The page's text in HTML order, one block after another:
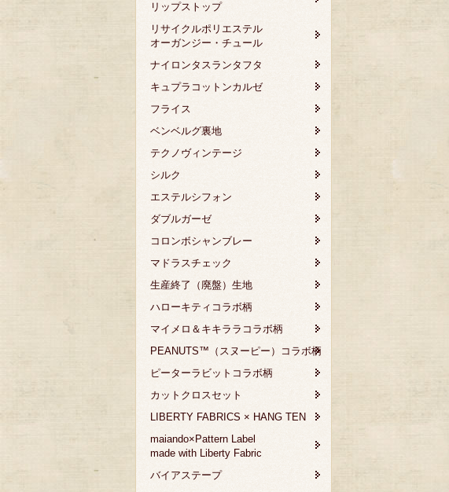
リップストップ
リサイクルポリエステル
オーガンジー・チュール
ナイロンタスランタフタ
キュプラコットンカルゼ
フライス
ベンベルグ裏地
テクノヴィンテージ
シルク
エステルシフォン
ダブルガーゼ
コロンボシャンブレー
マドラスチェック
生産終了（廃盤）生地
ハローキティコラボ柄
マイメロ＆キキララコラボ柄
PEANUTS™（スヌーピー）コラボ柄
ピーターラビットコラボ柄
カットクロスセット
LIBERTY FABRICS × HANG TEN
maiando×Pattern Label
made with Liberty Fabric
バイアステープ